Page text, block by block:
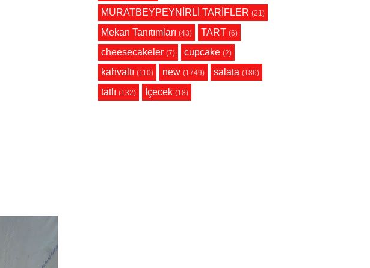
MURATBEYPEYNİRLİ TARİFLER (21)
Mekan Tanıtımları (43) TART (6)
cheesecakeler (7) cupcake (2)
kahvaltı (110) new (1749) salata (186)
tatlı (132) İçecek (18)